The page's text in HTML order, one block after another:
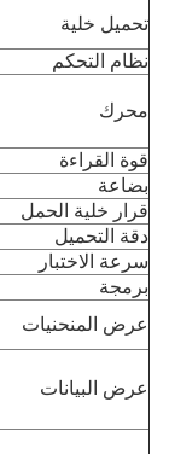
تحميل خلية
نظام التحكم
محرك
قوة القراءة
بضاعة
قرار خلية الحمل
دقة التحميل
سرعة الاختبار
برمجة
عرض المنحنيات
عرض البيانات